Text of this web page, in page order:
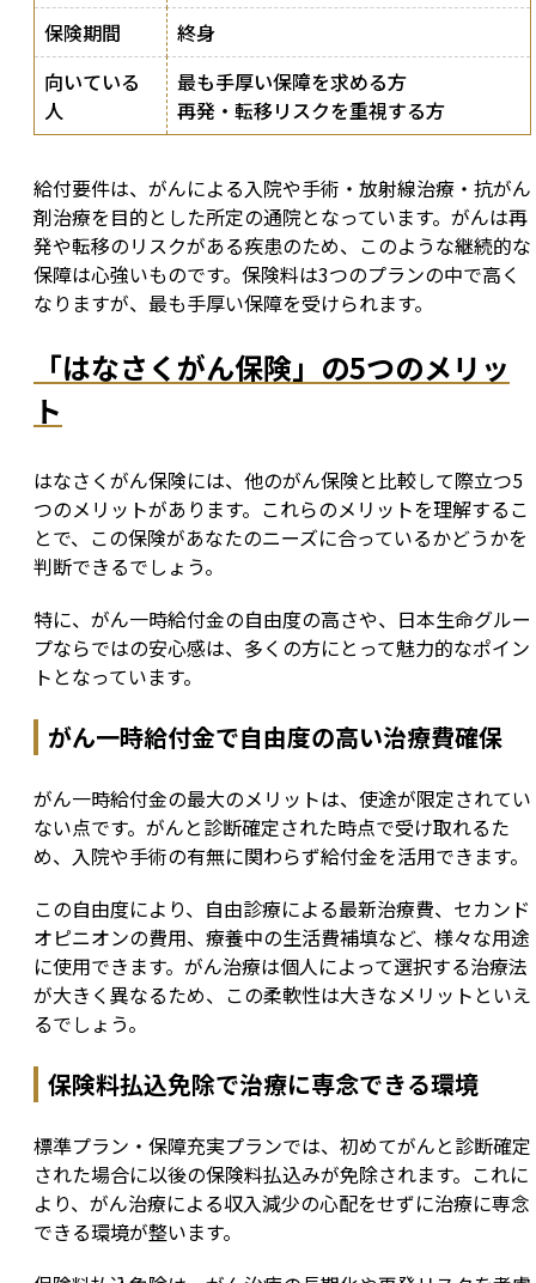
保険期間
終身
向いている
人
最も手厚い保障を求める方
再発・転移リスクを重視する方
給付要件は、がんによる入院や手術・放射線治療・抗がん
剤治療を目的とした所定の通院となっています。がんは再
発や転移のリスクがある疾患のため、このような継続的な
保障は心強いものです。保険料は3つのプランの中で高く
なりますが、最も手厚い保障を受けられます。
「はなさくがん保険」の5つのメリッ
ト
はなさくがん保険には、他のがん保険と比較して際立つ5
つのメリットがあります。これらのメリットを理解するこ
とで、この保険があなたのニーズに合っているかどうかを
判断できるでしょう。
特に、がん一時給付金の自由度の高さや、日本生命グルー
プならではの安心感は、多くの方にとって魅力的なポイン
トとなっています。
がん一時給付金で自由度の高い治療費確保
がん一時給付金の最大のメリットは、使途が限定されてい
ない点です。がんと診断確定された時点で受け取れるた
め、入院や手術の有無に関わらず給付金を活用できます。
この自由度により、自由診療による最新治療費、セカンド
オピニオンの費用、療養中の生活費補填など、様々な用途
に使用できます。がん治療は個人によって選択する治療法
が大きく異なるため、この柔軟性は大きなメリットといえ
るでしょう。
保険料払込免除で治療に専念できる環境
標準プラン・保障充実プランでは、初めてがんと診断確定
された場合に以後の保険料払込みが免除されます。これに
より、がん治療による収入減少の心配をせずに治療に専念
できる環境が整います。